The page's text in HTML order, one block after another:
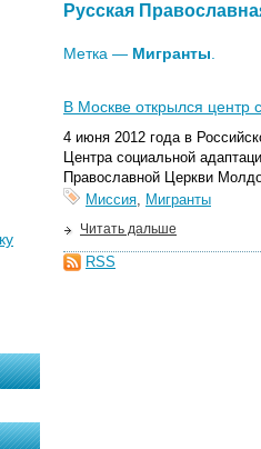
Русская
Метка — Мигранты
В Москве открылся центр
4 июня 2012 года в
Центра социальной
Православной Церкви
Миссия, Мигранты
Читать дальше
RSS